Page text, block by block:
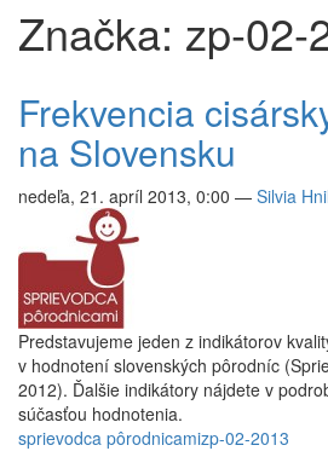
Značka: zp-02-
Frekvencia
na Slovensku
nedeľa, 21. apríl 2013, 0:00 — Silvia
Predstavujeme jeden z indikátorov
v hodnotení slovenských pôrodníc
2012). Ďalšie indikátory nájdete v
súčasťou hodnotenia.
sprievodca pôrodnicamizp-02-2013